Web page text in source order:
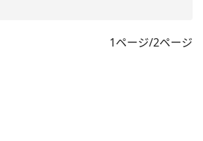
1ページ/2ページ